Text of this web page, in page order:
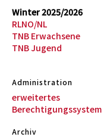
Winter 2025/2026
RLNO/NL
TNB Erwachsene
TNB Jugend
Administration
erweitertes
Berechtigungssystem
Archiv